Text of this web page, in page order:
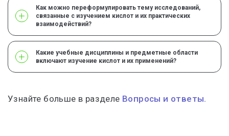
Как можно переформулировать тему исследований,
связанные с изучением кислот и их практических
взаимодействий?
Какие учебные дисциплины и предметные области
включают изучение кислот и их применений?
Узнайте больше в разделе Вопросы и ответы.